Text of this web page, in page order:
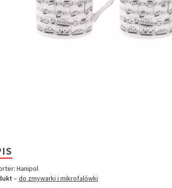
Hanipol
–do zmywarki i mikrofalówki